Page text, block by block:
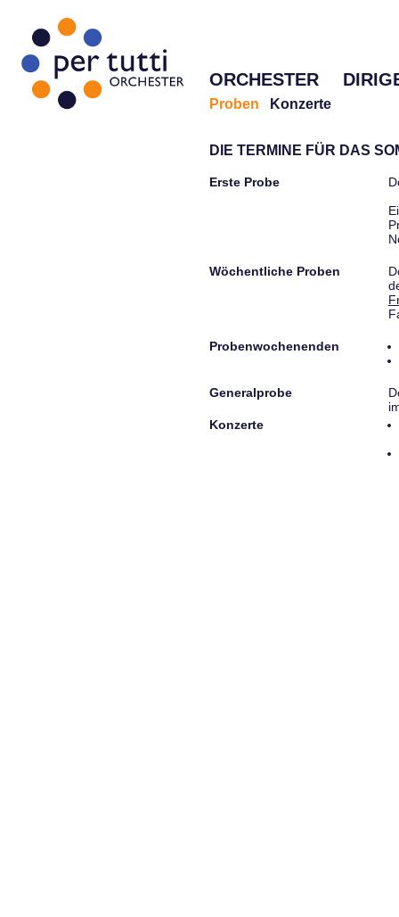
ORCHESTER
Proben Konzerte
DIE TERMINE FÜR DAS
Erste Probe
Wöchentliche Proben
Probenwochenenden
Generalprobe
Konzerte